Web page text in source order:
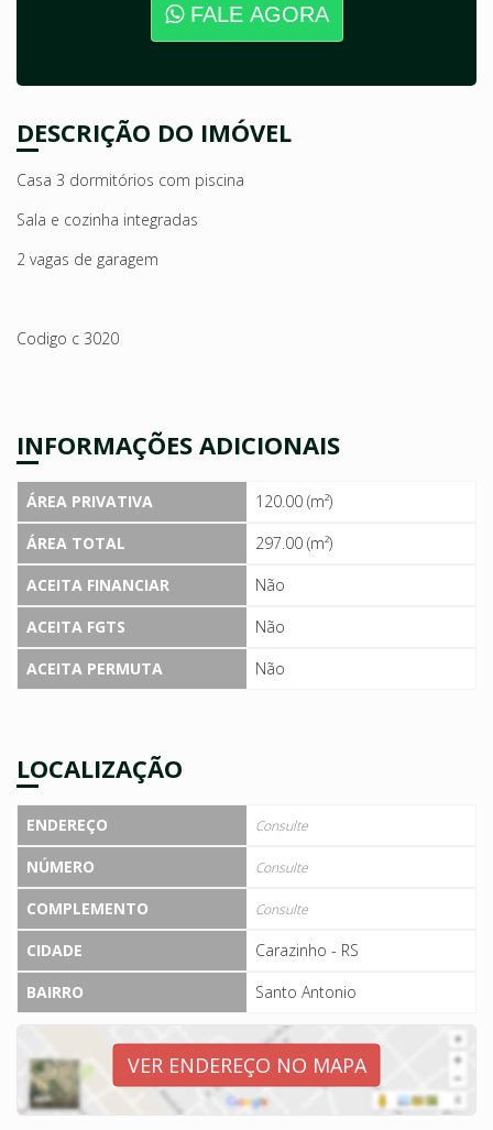
FALE AGORA
DESCRIÇÃO DO IMÓVEL
Casa 3 dormitórios com piscina
Sala e cozinha integradas
2 vagas de garagem
Codigo c 3020
INFORMAÇÕES ADICIONAIS
ÁREA PRIVATIVA
120.00 (m²)
ÁREA TOTAL
297.00 (m²)
ACEITA FINANCIAR
Não
ACEITA FGTS
Não
ACEITA PERMUTA
Não
LOCALIZAÇÃO
ENDEREÇO Consulte
NÚMERO Consulte
COMPLEMENTO Consulte
CIDADE
Carazinho - RS
BAIRRO
Santo Antonio
VER ENDEREÇO NO MAPA